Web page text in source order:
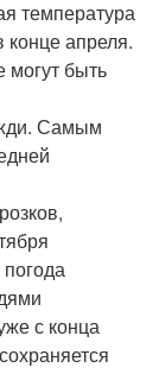
температура
конце апреля.
могут быть
Самым
с конца